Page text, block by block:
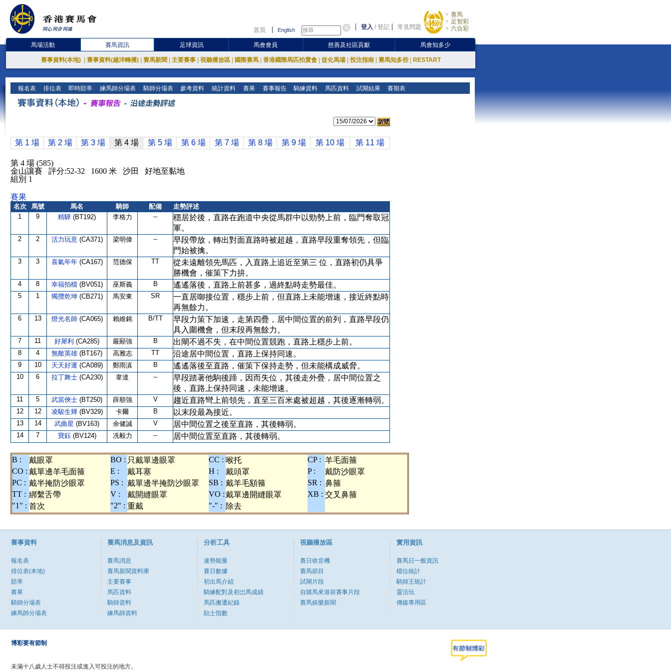
首頁 English 登入 /登記 常見問題
賽馬
足智彩
六合彩
馬場活動 賽馬資訊 足球資訊 馬會會員 慈善及社區貢獻 馬會知多少
賽事資料(本地) 賽事資料(越洋轉播) 賽馬新聞 主要賽事 視聽播放區 國際賽馬 香港國際馬匹拍賣會 從化馬場 投注指南 賽馬知多些 RESTART
報名表 排位表 即時賠率 練馬師分場表 騎師分場表 參考資料 統計資料 賽果 賽事報告 騎練資料 馬匹資料 試閘結果 賽期表
第 1 場 第 2 場 第 3 場 第 4 場 第 5 場 第 6 場 第 7 場 第 8 場 第 9 場 第 10 場 第 11 場
第 4 場 (585)
金山讓賽 評分:52-32 1600 米 沙田 好地至黏地
組別 1
賽果
名次 馬號 馬名 騎師 配備
走勢評述
1
9 精驊 (BT192) 李格力 --
穩居於後，直路在跑道中央從馬群中以勁勢上前，臨門奪取冠
軍。
2 2 活力玩意 (CA371) 梁明偉 --
早段帶放，轉出對面直路時被超越，直路早段重奪領先，但臨
門始被擒。
3 3 喜氣年年 (CA167) 范德保 TT
從未遠離領先馬匹，入直路上追近至第三 位，直路初仍具爭
勝機會，催策下力拚。
4 8 幸福拍檔 (BV051) 巫斯義 B 遙遙落後，直路上前甚多，過終點時走勢最佳。
5 1 獨攬乾坤 (CB271) 馬安東 SR
一直居啣接位置，穩步上前，但直路上未能增速，接近終點時
再無餘力。
6 13 燈光名師 (CA065) 賴維銘 B/TT
早段力策下加速，走第四疊，居中間位置的前列，直路早段仍
具入圍機會，但末段再無餘力。
7 11 好犀利 (CA285) 嚴顯強 B 出閘不過不失，在中間位置競跑，直路上穩步上前。
8 4 無敵英雄 (BT167) 高雅志 TT 沿途居中間位置，直路上保持同速。
9 10 天天好運 (CA089) 鄭雨滇 B 遙遙落後至直路，催策下保持走勢，但未能構成威脅。
10 6 拉丁舞士 (CA230) 韋達 --
早段踏著他駒後蹄，因而失位，其後走外疊，居中間位置之
後，直路上保持同速，未能增速。
11 5 武當俠士 (BT250) 薛順強 V 趨近直路彎上前領先，直至三百米處被超越，其後逐漸轉弱。
12 12 凌駿生輝 (BV329) 卡爾 B 以末段最為接近。
13 14 武曲星 (BV163) 余健誠 V 居中間位置之後至直路，其後轉弱。
14 7 寶鈺 (BV124) 冼毅力 -- 居中間位置至直路，其後轉弱。
B : 戴眼罩 BO : 只戴單邊眼罩 CC : 喉托 CP : 羊毛面箍
CO : 戴單邊羊毛面箍 E : 戴耳塞 H : 戴頭罩 P :
戴防沙眼罩
PC : 戴半掩防沙眼罩 PS : 戴單邊半掩防沙眼罩 SB : 戴羊毛額箍 SR : 鼻箍
TT : 綁繫舌帶 V : 戴開縫眼罩 VO :戴單邊開縫眼罩 XB : 交叉鼻箍
"1" : 首次 "2" : 重戴 "-" : 除去
賽事資料
報名表
排位表(本地)
賠率
賽果
騎師分場表
練馬師分場表
賽馬消息及資訊
賽馬消息
賽馬新聞資料庫
主要賽事
馬匹資料
騎師資料
練馬師資料
分析工具
速勢能量
賽日數據
初出馬介紹
騎練配對及初岀馬成績
馬匹搬遷紀錄
貼士指數
視聽播放區
賽日收音機
賽馬節目
試閘片段
自購馬來港前賽事片段
賽馬娛樂新聞
實用資訊
賽馬日一般資訊
檔位統計
騎師王統計
靈活玩
傳媒專用區
博彩要有節制
未滿十八歲人士不得投注或進入可投注的地方。